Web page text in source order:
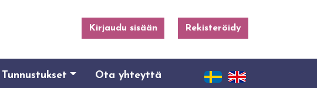
Kirjaudu sisään Rekisteröidy
Tunnustukset Ota yhteyttä